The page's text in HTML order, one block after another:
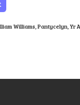
Williams, Pantycelyn, Yr